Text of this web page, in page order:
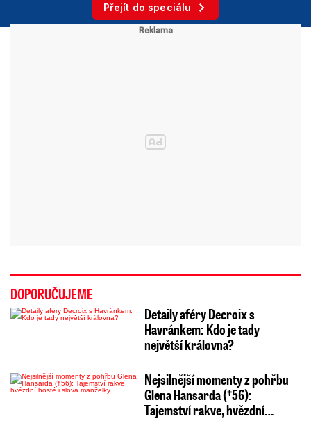
Přejít do speciálu
DOPORUČUJEME
Detaily aféry Decroix s
Havránkem: Kdo je tady
největší královna?
Nejsilnější momenty z pohřbu
Glena Hansarda (†56):
Tajemství rakve, hvězdní…